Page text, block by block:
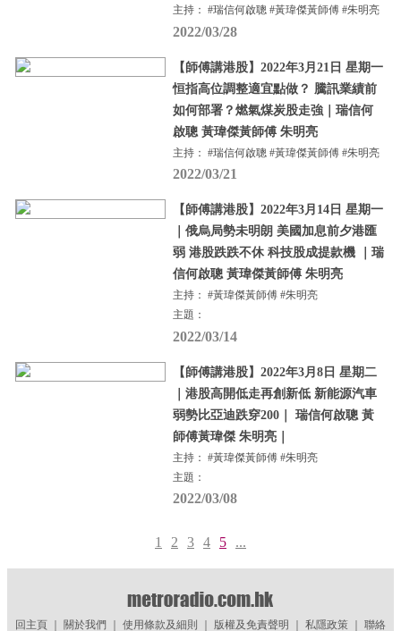
主持： #瑞信何啟聰 #黃瑋傑黃師傅 #朱明亮
2022/03/28
【師傅講港股】2022年3月21日 星期一
恒指高位調整適宜點做？ 騰訊業績前
如何部署？燃氣煤炭股走強｜瑞信何
啟聰 黃瑋傑黃師傅 朱明亮
主持： #瑞信何啟聰 #黃瑋傑黃師傅 #朱明亮
2022/03/21
【師傅講港股】2022年3月14日 星期一
｜俄烏局勢未明朗 美國加息前夕港匯
弱 港股跌跌不休 科技股成提款機 ｜瑞
信何啟聰 黃瑋傑黃師傅 朱明亮
主持： #黃瑋傑黃師傅 #朱明亮
主題：
2022/03/14
【師傅講港股】2022年3月8日 星期二
｜港股高開低走再創新低 新能源汽車
弱勢比亞迪跌穿200｜ 瑞信何啟聰 黃
師傅黃瑋傑 朱明亮｜
主持： #黃瑋傑黃師傅 #朱明亮
主題：
2022/03/08
1 2 3 4 5 ...
回主頁｜ 關於我們 使用條款及細則 版權及免責聲明 私隱政策｜ 聯絡